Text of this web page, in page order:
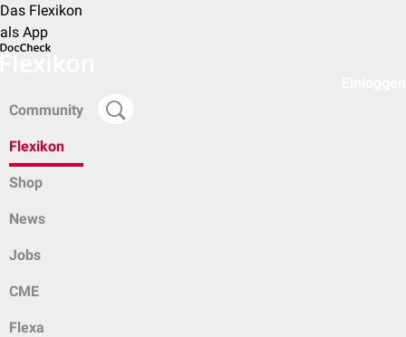
Das Flexikon
als App
Community
Flexikon
Shop
News
Jobs
CME
Flexa